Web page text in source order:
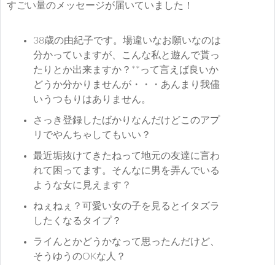
すごい量のメッセージが届いていました！
38歳の由紀子です。場違いなお願いなのは
分かっていますが、こんな私と遊んで貰っ
たりとか出来ますか？**って言えば良いか
どうか分かりませんが・・・あんまり我儘
いうつもりはありません。
さっき登録したばかりなんだけどこのアプ
リでやんちゃしてもいい？
最近垢抜けてきたねって地元の友達に言わ
れて困ってます。そんなに男を弄んでいる
ような女に見えます？
ねぇねぇ？可愛い女の子を見るとイタズラ
したくなるタイプ？
ライんとかどうかなって思ったんだけど、
そうゆうのOKな人？